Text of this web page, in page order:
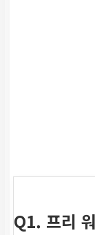
Q1. 프리